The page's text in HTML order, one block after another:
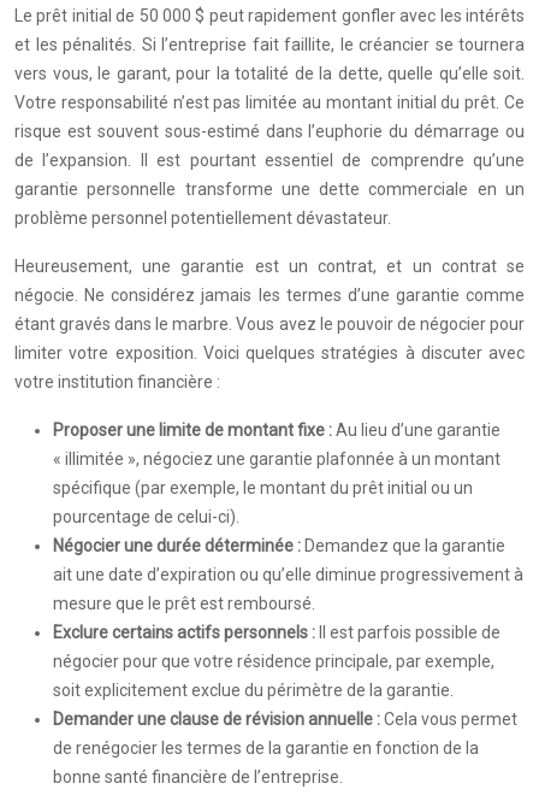
Le prêt initial de 50 000 $ peut rapidement gonfler avec les intérêts
et les pénalités. Si l’entreprise fait faillite, le créancier se tournera
vers vous, le garant, pour la totalité de la dette, quelle qu’elle soit.
Votre responsabilité n’est pas limitée au montant initial du prêt. Ce
risque est souvent sous-estimé dans l’euphorie du démarrage ou
de l’expansion. Il est pourtant essentiel de comprendre qu’une
garantie personnelle transforme une dette commerciale en un
problème personnel potentiellement dévastateur.
Heureusement, une garantie est un contrat, et un contrat se
négocie. Ne considérez jamais les termes d’une garantie comme
étant gravés dans le marbre. Vous avez le pouvoir de négocier pour
limiter votre exposition. Voici quelques stratégies à discuter avec
votre institution financière :
Proposer une limite de montant fixe :Au lieu d’une garantie
« illimitée », négociez une garantie plafonnée à un montant
spécifique (par exemple, le montant du prêt initial ou un
pourcentage de celui-ci).
Négocier une durée déterminée : Demandez que la garantie
ait une date d’expiration ou qu’elle diminue progressivement à
mesure que le prêt est remboursé.
Exclure certains actifs personnels : Il est parfois possible de
négocier pour que votre résidence principale, par exemple,
soit explicitement exclue du périmètre de la garantie.
Demander une clause de révision annuelle :Cela vous permet
de renégocier les termes de la garantie en fonction de la
bonne santé financière de l’entreprise.